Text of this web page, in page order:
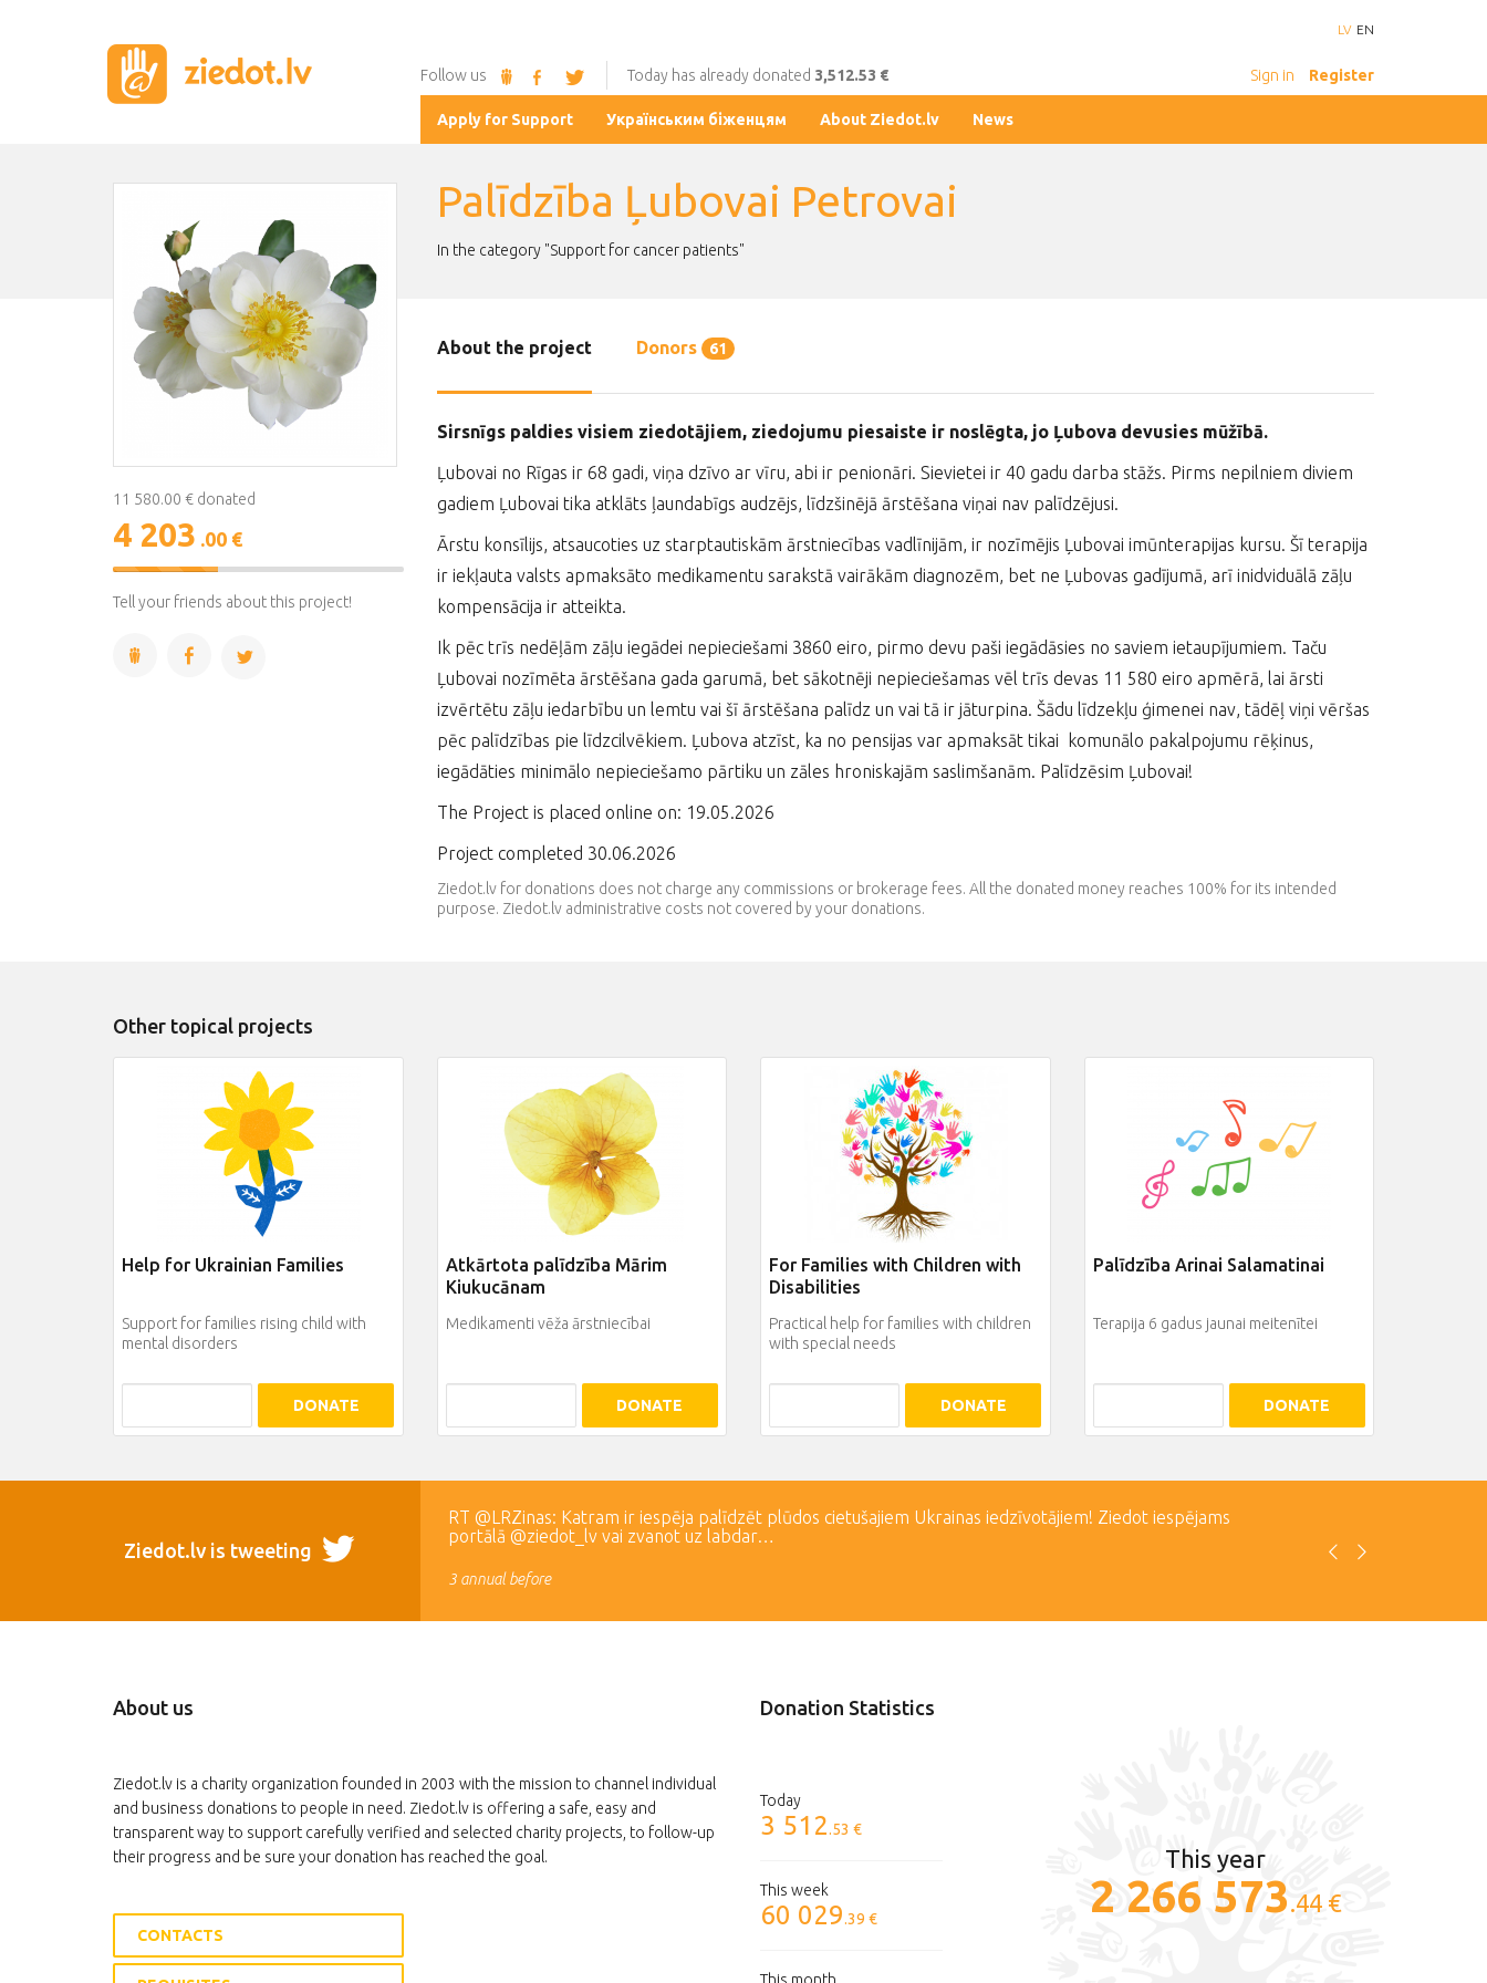
LV EN
Follow us Today has already donated 3,512.53 € Sign in Register
Apply for Support Українським біженцям About Ziedot.lv News
Palīdzība Ļubovai Petrovai
In the category "Support for cancer patients"
11 580.00 € donated
4 203 .00 €
36%
Complete
Tell your friends about this project!
About the project Donors 61
Sirsnīgs paldies visiem ziedotājiem, ziedojumu piesaiste ir noslēgta, jo Ļubova devusies mūžībā.
Ļubovai no Rīgas ir 68 gadi, viņa dzīvo ar vīru, abi ir penionāri. Sievietei ir 40 gadu darba stāžs. Pirms nepilniem diviem
gadiem Ļubovai tika atklāts ļaundabīgs audzējs, līdzšinējā ārstēšana viņai nav palīdzējusi.
Ārstu konsīlijs, atsaucoties uz starptautiskām ārstniecības vadlīnijām, ir nozīmējis Ļubovai imūnterapijas kursu. Šī terapija
ir iekļauta valsts apmaksāto medikamentu sarakstā vairākām diagnozēm, bet ne Ļubovas gadījumā, arī inidviduālā zāļu
kompensācija ir atteikta.
Ik pēc trīs nedēļām zāļu iegādei nepieciešami 3860 eiro, pirmo devu paši iegādāsies no saviem ietaupījumiem. Taču
Ļubovai nozīmēta ārstēšana gada garumā, bet sākotnēji nepieciešamas vēl trīs devas 11 580 eiro apmērā, lai ārsti
izvērtētu zāļu iedarbību un lemtu vai šī ārstēšana palīdz un vai tā ir jāturpina. Šādu līdzekļu ģimenei nav, tādēļ viņi vēršas
pēc palīdzības pie līdzcilvēkiem. Ļubova atzīst, ka no pensijas var apmaksāt tikai komunālo pakalpojumu rēķinus,
iegādāties minimālo nepieciešamo pārtiku un zāles hroniskajām saslimšanām. Palīdzēsim Ļubovai!
The Project is placed online on: 19.05.2026
Project completed 30.06.2026
Ziedot.lv for donations does not charge any commissions or brokerage fees. All the donated money reaches 100% for its intended
purpose. Ziedot.lv administrative costs not covered by your donations.
Other topical projects
Help for Ukrainian Families
Support for families rising child with
mental disorders
DONATE
Atkārtota palīdzība Mārim
Kiukucānam
Medikamenti vēža ārstniecībai
DONATE
For Families with Children with
Disabilities
Practical help for families with children
with special needs
DONATE
Palīdzība Arinai Salamatinai
Terapija 6 gadus jaunai meitenītei
DONATE
Ziedot.lv is tweeting
RT @LRZinas: Katram ir iespēja palīdzēt plūdos cietušajiem Ukrainas iedzīvotājiem! Ziedot iespējams
portālā @ziedot_lv vai zvanot uz labdar…
3 annual before
About us
Ziedot.lv is a charity organization founded in 2003 with the mission to channel individual
and business donations to people in need. Ziedot.lv is offering a safe, easy and
transparent way to support carefully verified and selected charity projects, to follow-up
their progress and be sure your donation has reached the goal.
CONTACTS
Donation Statistics
Today
3 512.53 €
This week
60 029.39 €
This year
2 266 573.44 €